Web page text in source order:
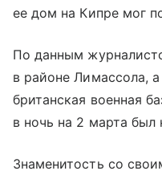
ее дом на Кипре мог
По данным
в районе Лимассола,
британская военная
в ночь на 2 марта был
Знаменитость со